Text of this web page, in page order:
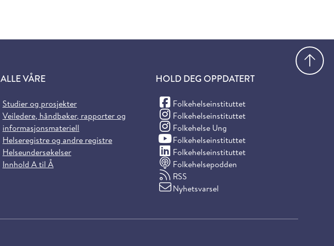
ALLE VÅRE
Studier og prosjekter
Veiledere, håndbøker, rapporter og
informasjonsmateriell
Helseregistre og andre registre
Helseundersøkelser
Innhold A til Å
HOLD DEG OPPDATERT
Folkehelseinstituttet
(Facebook)
Folkehelseinstituttet
(Instagram)
Folkehelse Ung
(Instagram)
Folkehelseinstituttet
(YouTube)
Folkehelseinstituttet
(LinkedIn)
Folkehelsepodden
RSS
Nyhetsvarsel